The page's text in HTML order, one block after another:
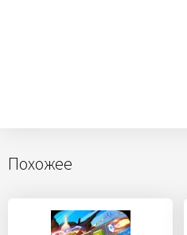
Похожее